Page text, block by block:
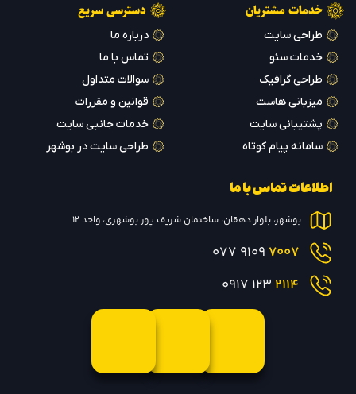
خدمات مشتریان
طراحی سایت
خدمات سئو
طراحی گرافیک
میزبانی هاست
پشتیبانی سایت
سامانه پیام کوتاه
دسترسی سریع
درباره ما
تماس با ما
سوالات متداول
قوانین و مقررات
خدمات جانبی سایت
طراحی سایت در بوشهر
اطلاعات تماس با ما
بوشهر، بلوار دهقان، ساختمان شریف پور بوشهری، واحد 12
7007
2114